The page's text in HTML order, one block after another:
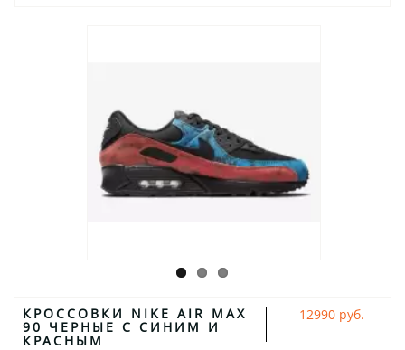
КРОССОВКИ NIKE AIR MAX
90 ЧЕРНЫЕ С СИНИМ И
КРАСНЫМ
12990 руб.